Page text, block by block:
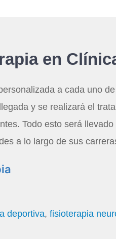
en
a cada uno
y se realizará el
Todo esto será
a lo largo de sus
deportiva, fisioterapia